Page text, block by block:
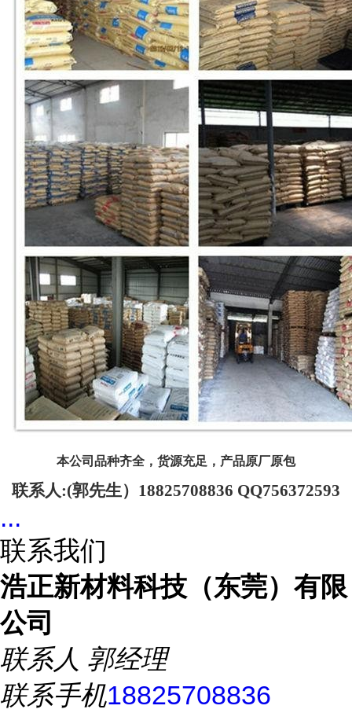
本公司品种齐全，货源充足，产品原厂原包
联系人:(郭先生）18825708836 QQ756372593
...
联系我们
浩正新材料科技（东莞）有限
公司
联系人 郭经理
联系手机18825708836